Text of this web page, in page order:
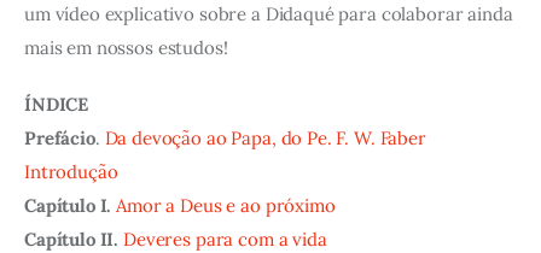
um vídeo explicativo sobre a Didaqué para colaborar ainda
mais em nossos estudos!
ÍNDICE
Prefácio. Da devoção ao Papa, do Pe. F. W. Faber
Introdução
Capítulo I. Amor a Deus e ao próximo
Capítulo II. Deveres para com a vida